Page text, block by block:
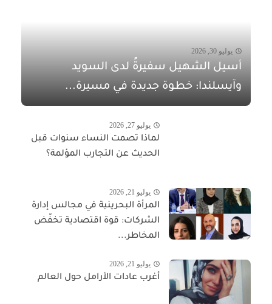
يوليو 30, 2026
أسيل الشهيل سفيرةً لدى السويد
وآيسلندا: خطوة جديدة في مسيرة...
يوليو 27, 2026
لماذا تصمت النساء سنوات قبل
الحديث عن التجارب المؤلمة؟
يوليو 21, 2026
المرأة البحرينية في مجالس إدارة
الشركات: قوة اقتصادية تخفّض
المخاطر...
يوليو 21, 2026
أغرب عادات الأرامل حول العالم